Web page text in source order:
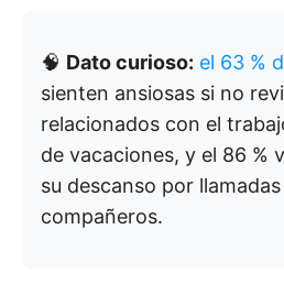
🧠 Dato curioso: el 63 %
sienten ansiosas si no
relacionados con el
de vacaciones, y el 86 %
su descanso por
compañeros.